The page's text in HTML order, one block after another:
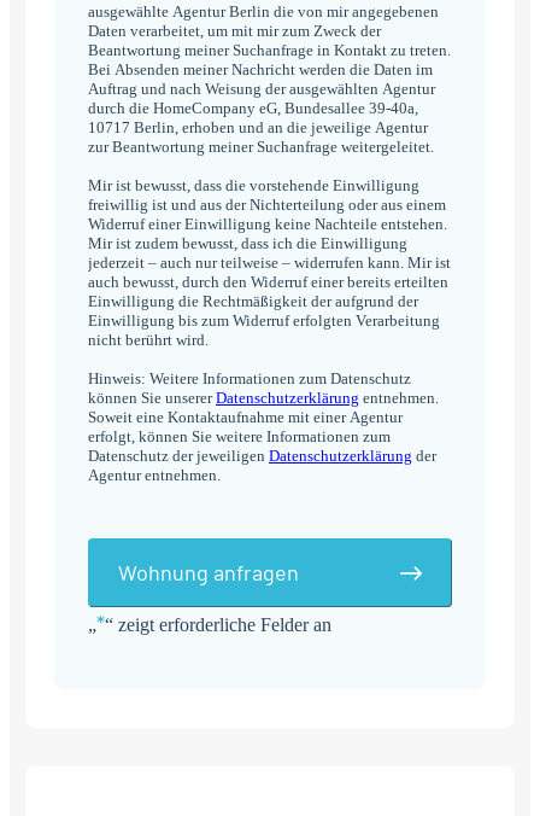
„*“ zeigt erforderliche Felder an
ausgewählte Agentur Berlin die von mir angegebenen
Daten verarbeitet, um mit mir zum Zweck der
Beantwortung meiner Suchanfrage in Kontakt zu treten.
Bei Absenden meiner Nachricht werden die Daten im
Auftrag und nach Weisung der ausgewählten Agentur
durch die HomeCompany eG, Bundesallee 39-40a,
10717 Berlin, erhoben und an die jeweilige Agentur
zur Beantwortung meiner Suchanfrage weitergeleitet.
Mir ist bewusst, dass die vorstehende Einwilligung
freiwillig ist und aus der Nichterteilung oder aus einem
Widerruf einer Einwilligung keine Nachteile entstehen.
Mir ist zudem bewusst, dass ich die Einwilligung
jederzeit – auch nur teilweise – widerrufen kann. Mir ist
auch bewusst, durch den Widerruf einer bereits erteilten
Einwilligung die Rechtmäßigkeit der aufgrund der
Einwilligung bis zum Widerruf erfolgten Verarbeitung
nicht berührt wird.
Hinweis: Weitere Informationen zum Datenschutz
können Sie unsererDatenschutzerklärung entnehmen.
Soweit eine Kontaktaufnahme mit einer Agentur
erfolgt, können Sie weitere Informationen zum
Datenschutz der jeweiligen Datenschutzerklärung der
Agentur entnehmen.
Wohnung anfragen